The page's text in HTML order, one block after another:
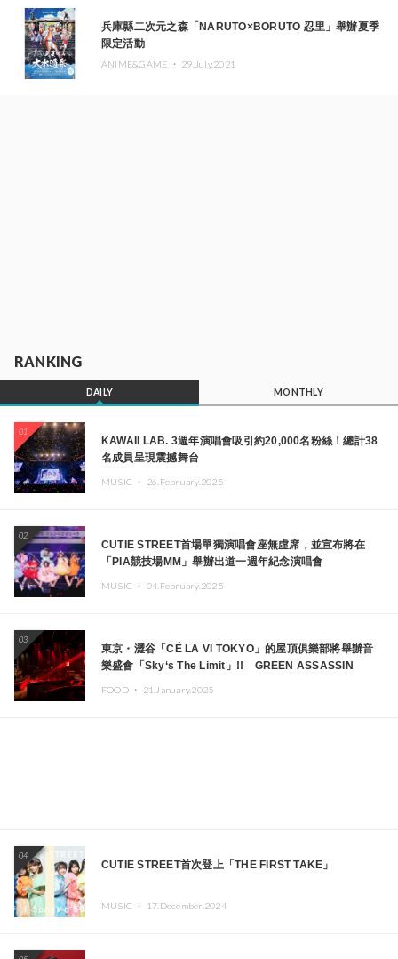
兵庫縣二次元之森「NARUTO×BORUTO 忍里」舉辦夏季
限定活動
ANIME&GAME ・ 29.July.2021
RANKING
DAILY MONTHLY
01
KAWAII LAB. 3週年演唱會吸引約20,000名粉絲！總計38
名成員呈現震撼舞台
MUSIC ・ 26.February.2025
02
CUTIE STREET首場單獨演唱會座無虛席，並宣布將在
「PIA競技場MM」舉辦出道一週年紀念演唱會
MUSIC ・ 04.February.2025
03
東京・澀谷「CÉ LA VI TOKYO」的屋頂俱樂部將舉辦音
樂盛會「Sky‘s The Limit」!! GREEN ASSASSIN
FOOD ・ 21.January.2025
04
CUTIE STREET首次登上「THE FIRST TAKE」
MUSIC ・ 17.December.2024